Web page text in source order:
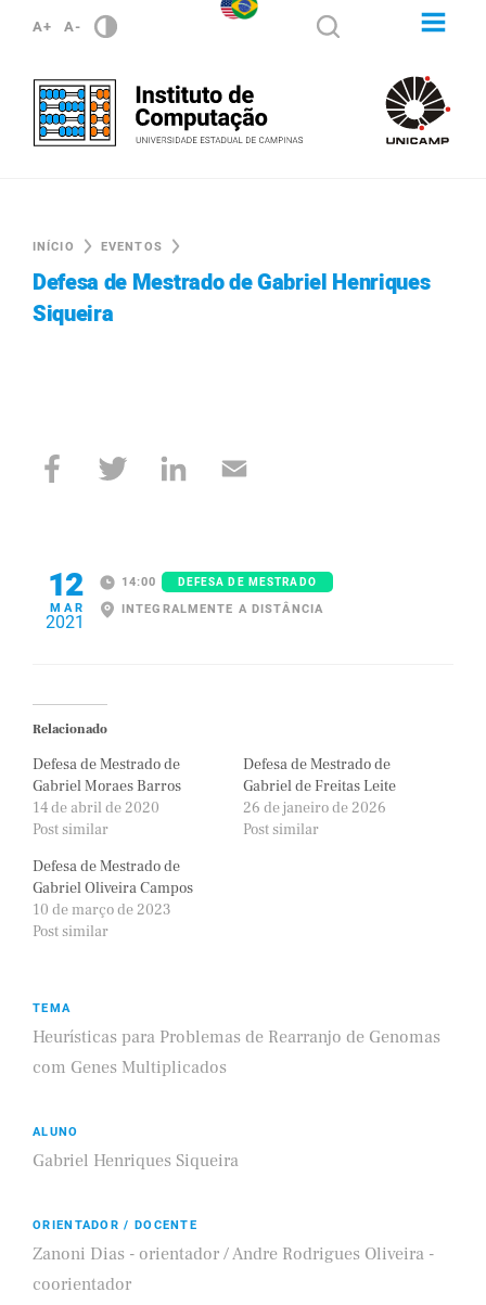
A+ A-
INÍCIO EVENTOS
Defesa de Mestrado de Gabriel Henriques
Siqueira
12
MAR
2021
14:00 DEFESA DE MESTRADO
INTEGRALMENTE A DISTÂNCIA
Relacionado
Defesa de Mestrado de
Gabriel Moraes Barros
14 de abril de 2020
Post similar
Defesa de Mestrado de
Gabriel de Freitas Leite
26 de janeiro de 2026
Post similar
Defesa de Mestrado de
Gabriel Oliveira Campos
10 de março de 2023
Post similar
TEMA
Heurísticas para Problemas de Rearranjo de Genomas
com Genes Multiplicados
ALUNO
Gabriel Henriques Siqueira
ORIENTADOR / DOCENTE
Zanoni Dias - orientador / Andre Rodrigues Oliveira -
coorientador